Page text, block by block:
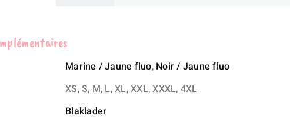
Marine / Jaune fluo, Noir / Jaune fluo
XS, S, M, L, XL, XXL, XXXL, 4XL
Blaklader